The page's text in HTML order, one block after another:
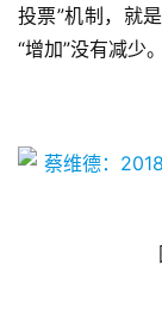
投票”机制，就
“增加”没有减少。